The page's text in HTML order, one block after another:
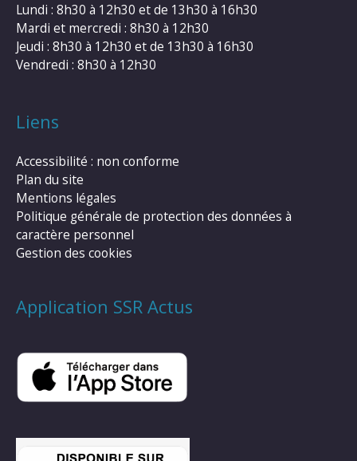
Lundi : 8h30 à 12h30 et de 13h30 à 16h30
Mardi et mercredi : 8h30 à 12h30
Jeudi : 8h30 à 12h30 et de 13h30 à 16h30
Vendredi : 8h30 à 12h30
Liens
Accessibilité : non conforme
Plan du site
Mentions légales
Politique générale de protection des données à
caractère personnel
Gestion des cookies
Application SSR Actus